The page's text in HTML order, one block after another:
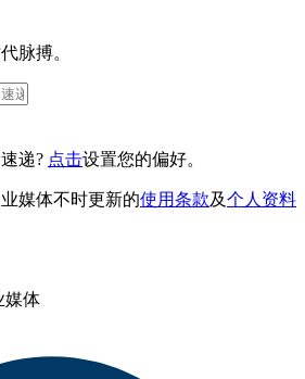
脉搏。
递? 点击设置您的偏好。
媒体不时更新的使用条款及个人资料
媒体